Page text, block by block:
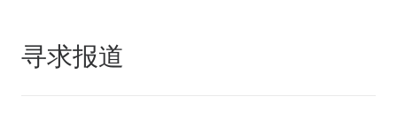
寻求报道